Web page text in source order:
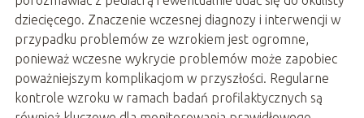
dziecięcego. Znaczenie wczesnej diagnozy i interwencji w
przypadku problemów ze wzrokiem jest ogromne,
ponieważ wczesne wykrycie problemów może zapobiec
poważniejszym komplikacjom w przyszłości. Regularne
kontrole wzroku w ramach badań profilaktycznych są